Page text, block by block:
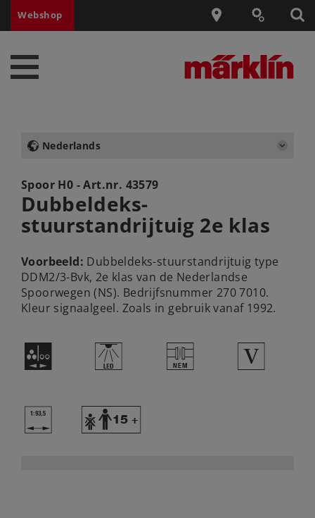
Webshop
Nederlands
Spoor H0 - Art.nr. 43579
Dubbeldeks-
stuurstandrijtuig 2e klas
Voorbeeld: Dubbeldeks-stuurstandrijtuig type
DDM2/3-Bvk, 2e klas van de Nederlandse
Spoorwegen (NS). Bedrijfsnummer 270 7010.
Kleur signaalgeel. Zoals in gebruik vanaf 1992.
N , U 5
} Y